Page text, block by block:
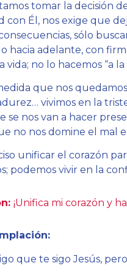
tomar la decisión
con Él, nos exige que
sólo
hacia adelante, con
vida; no lo hacemos “a la
que nos
vivimos en la
se nos van a hacer
no nos domine el mal
unificar el corazón
podemos vivir en la
¡Unifica mi corazón y
que te sigo Jesús,